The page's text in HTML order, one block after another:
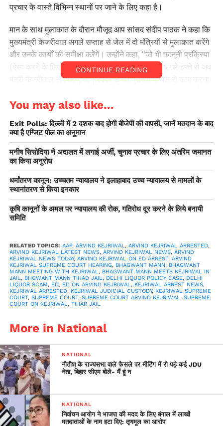
प्रचार के वास्ते विभिन्न स्थानों पर जाने के लिए कहा है।
मान के साथ मुलाकात के दौरान मौजूद आप सांसद संदीप पाठक ने कहा कि
मुख्यमंत्री केजरीवाल अगले सप्ताह से जेल में दो मंत्रियों से मुलाकात करेंगे
और उनके कार्यों की समीक्षा करेंगे। उन्होंने कहा, ‘‘जो भी कानूनी प्रक्रिया
(ऐसा करने के लिए) आवश्यक होगी, हम उसे पूरा करेंगे। अगले हफ्ते से जब
मंत्री केजरीवाल से मिलेंगे, तो सरकार उचित प्रारूप में जेल से काम करना
प्रवर्तन निदेशालय द्वारा केजरीवाल की गिरफ्तारी के बाद से भाजपा उनके
ने कहा है कि केजरीवाल जेल से सरकार चलाते रहेंगे। मान ने संवाददाताओं
से कहा, ‘‘मैं उन्हें देखकर भावुक हो गया। उनके साथ एक खूंखार अपराधी
की तरह व्यवहार किया जा रहा है। उनकी गलती क्या है? क्या यह उनकी
गलती है कि उन्होंने मोहल्ला क्लीनिक, स्कूल, अस्पताल बनाए? आप उनके
साथ ऐसे व्यवहार कर रहे हैं, जैसे आपने किसी बड़े आतंकवादी को गिरफ्तार
कर लिया हो।’’ उन्होंने कहा, ‘‘जब (कांग्रेस नेता) पी. चिदंबरम जेल में थे,
तो सोनिया गांधी उनसे व्यक्तिगत रूप से मुलाकात करती थीं, लेकिन आज
हमारे बीच एक कांच की दीवार थी। मोदीजी क्या चाहते हैं? यह उन्हें महंगा
CONTINUE READING
You may also like...
Exit Polls: दिल्ली में 2 दशक बाद होगी बीजेपी की वापसी, जानें मतदान के बाद
क्या है एग्जिट पोल का अनुमान
मनीष सिसोदिया ने अदालत में लगाई अर्जी, चुनाव प्रचार के लिए अंतरिम जमानत
का किया अनुरोध
धर्मांतरण कानून: उच्चतम न्यायालय ने इलाहाबाद उच्च न्यायालय से मामलों के
स्थानांतरण से किया इनकार
कृषि कानूनों के अमल पर न्यायालय की रोक, गतिरोध दूर करने के लिये बनायी
समिति
RELATED TOPICS: AAP, ARVIND KEJRIWAL, ARVIND KEJRIWAL ARRESTED,
ARVIND KEJRIWAL LATEST NEWS, ARVIND KEJRIWAL NEWS, ARVIND
KEJRIWAL NEWS TODAY, ARVIND KEJRIWAL ON ED ARREST, ARVIND
KEJRIWAL SUPREME COURT HEARING, BHAGWANT MANN, BHAGWANT
MANN MEETING WITH KEJRIWAL, BHAGWANT MANN MEETS KEJRIWAL IN
JAIL, BHGWANT MANN TIHAD JAIL, DELHI LIQUOR POLICY CASE, DELHI
LIQUOR SCAM, ED, ED ON ARVIND KEJRIWAL, KEJRIWAL ARREST NEWS,
KEJRIWAL ARRESTED, KEJRIWAL JUDICIAL CUSTODY, KEJRIWAL SUPREME
COURT, SUPREME COURT, SUPREME COURT ARVIND KEJRIWAL, SUPREME
COURT ON KEJRIWAL, TIHAR JAIL
More in National
NATIONAL
नीतीश के राज्यसभा वाले फैसले पर मीटिंग में रो पड़े कई JDU
नेता, बिहार सीएम बोले- मैं हूं न
NATIONAL
निर्वाचन आयोग ने भाजपा की मदद के लिए बंगाल में लाखों
मतदाताओं के नाम हटा दिए: तृणमूल का आरोप